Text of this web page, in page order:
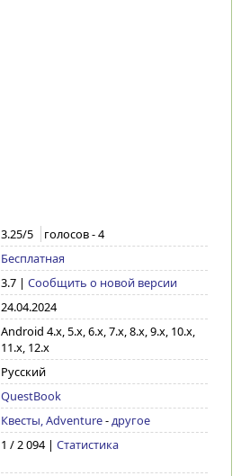
3.25/5 голосов -4
Бесплатная
3.7| Сообщить о новой версии
24.04.2024
Android 4.x, 5.x, 6.x, 7.x, 8.x, 9.x, 10.x,
11.x, 12.x
Русский
QuestBook
Квесты, Adventure-другое
1 / 2 094 | Статистика